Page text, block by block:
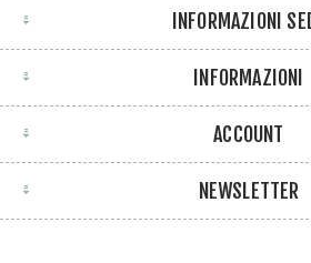
INFORMAZIONI
INFORMAZIONI
ACCOUNT
NEWSLETTER